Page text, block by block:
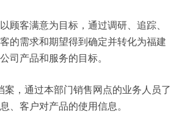
顾客满意为目标，通过调研、追踪、
的需求和期望得到确定并转化为福建
司产品和服务的目标。
案，通过本部门销售网点的业务人员了
、客户对产品的使用信息。